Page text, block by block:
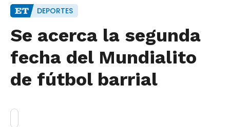
DEPORTES
Se acerca la segunda
fecha del Mundialito
de fútbol barrial